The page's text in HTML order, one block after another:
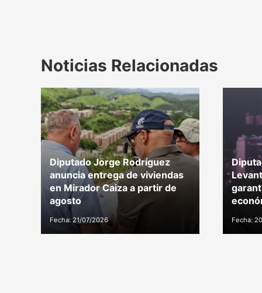
Noticias Relacionadas
Diputado Jorge Rodríguez
anuncia entrega de viviendas
en Mirador Caiza a partir de
agosto
Fecha: 21/07/2026 Fecha: